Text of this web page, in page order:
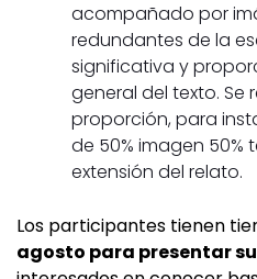
acompañado por
redundantes de la
significativa y
general del texto. Se
proporción, para
de 50% imagen 50%
extensión del relato.
Los participantes tienen
agosto para presentar